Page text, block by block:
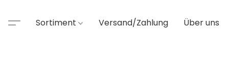
Sortiment Versand/Zahlung Über uns